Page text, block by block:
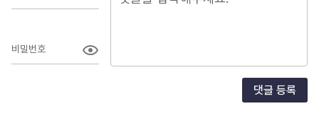
비밀번호
댓글 등록